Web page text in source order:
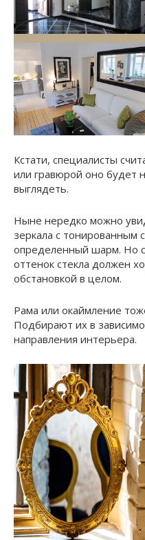
Кстати, специалисты
или гравюрой оно будет
выглядеть.
Ныне нередко можно
зеркала с
определенный шарм. Но
оттенок стекла должен
обстановкой в целом.
Рама или окаймление
Подбирают их в
направления интерьера.